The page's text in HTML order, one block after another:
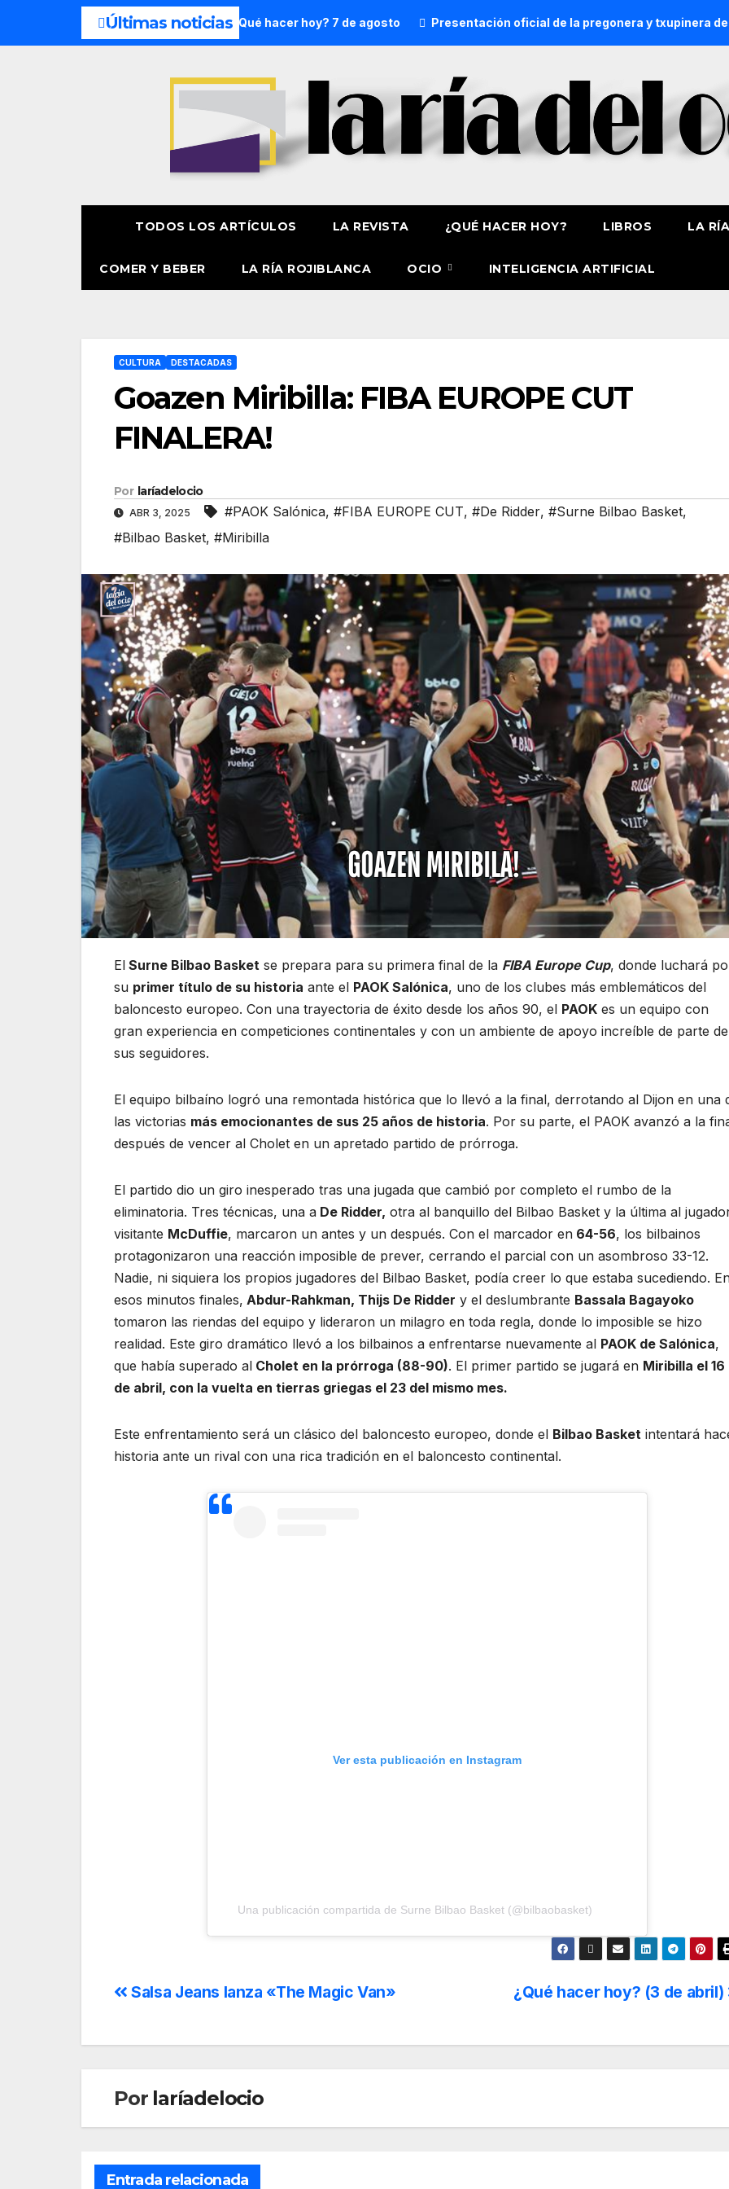
Últimas noticias
8 y 9 de agosto ¿Qué hacer hoy? 7 de agosto Presentación oficial de la pregonera y txupinera de Aste
TODOS LOS ARTÍCULOS LA REVISTA ¿QUÉ HACER HOY? LIBROS LA
COMER Y BEBER LA RÍA ROJIBLANCA OCIO INTELIGENCIA ARTIFICIAL
CULTURA DESTACADAS
Goazen Miribilla: FIBA EUROPE CUT
FINALERA!
Por laríadelocio
ABR 3, 2025 #PAOK Salónica, #FIBA EUROPE CUT, #De Ridder, #Surne Bilbao Basket,
#Bilbao Basket, #Miribilla
El Surne Bilbao Basket se prepara para su primera final de la FIBA Europe Cup, donde luchará
su primer título de su historia ante el PAOK Salónica, uno de los clubes más emblemáticos del
baloncesto europeo. Con una trayectoria de éxito desde los años 90, el PAOK es un equipo con
gran experiencia en competiciones continentales y con un ambiente de apoyo increíble de parte de
sus seguidores.
El equipo bilbaíno logró una remontada histórica que lo llevó a la final, derrotando al Dijon en una
las victorias más emocionantes de sus 25 años de historia. Por su parte, el PAOK avanzó a la
después de vencer al Cholet en un apretado partido de prórroga.
El partido dio un giro inesperado tras una jugada que cambió por completo el rumbo de la
eliminatoria. Tres técnicas, una a De Ridder, otra al banquillo del Bilbao Basket y la última al
visitante McDuffie, marcaron un antes y un después. Con el marcador en 64-56, los bilbainos
protagonizaron una reacción imposible de prever, cerrando el parcial con un asombroso 33-12.
Nadie, ni siquiera los propios jugadores del Bilbao Basket, podía creer lo que estaba sucediendo.
esos minutos finales, Abdur-Rahkman, Thijs De Ridder y el deslumbrante Bassala Bagayoko
tomaron las riendas del equipo y lideraron un milagro en toda regla, donde lo imposible se hizo
realidad. Este giro dramático llevó a los bilbainos a enfrentarse nuevamente al PAOK de Salónica,
que había superado al Cholet en la prórroga (88-90). El primer partido se jugará en Miribilla el 16
de abril, con la vuelta en tierras griegas el 23 del mismo mes.
Este enfrentamiento será un clásico del baloncesto europeo, donde el Bilbao Basket intentará
historia ante un rival con una rica tradición en el baloncesto continental.
Ver esta publicación en Instagram
Una publicación compartida de Surne Bilbao Basket (@bilbaobasket)
¿Qué hacer hoy? (3 de abril)
Salsa Jeans lanza «The Magic Van»
Por laríadelocio
Entrada relacionada